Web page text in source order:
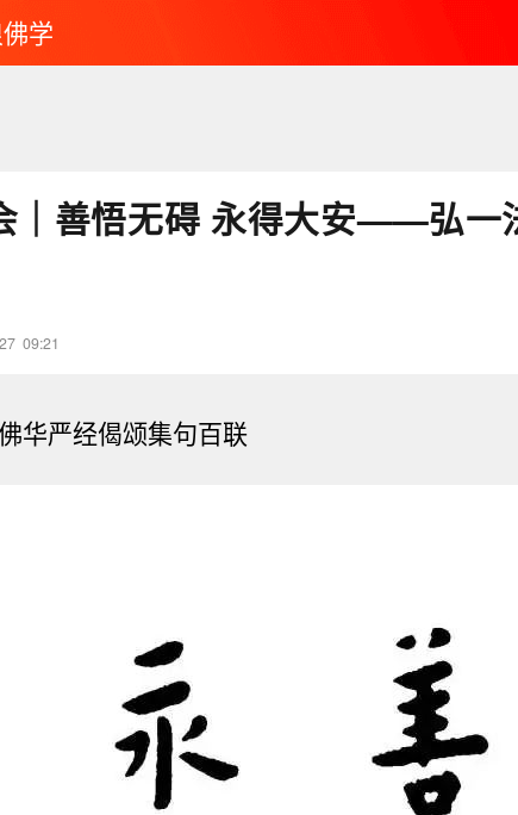
学
｜善悟无碍 永得大安——弘一
09:21
华严经偈颂集句百联